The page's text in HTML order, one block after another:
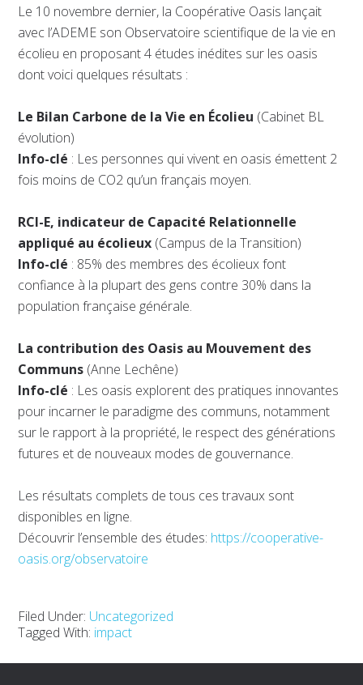
Le 10 novembre dernier, la Coopérative Oasis lançait
avec l’ADEME son Observatoire scientifique de la vie en
écolieu en proposant 4 études inédites sur les oasis
dont voici quelques résultats :
Le Bilan Carbone de la Vie en Écolieu (Cabinet BL
évolution)
Info-clé : Les personnes qui vivent en oasis émettent 2
fois moins de CO2 qu’un français moyen.
RCI-E, indicateur de Capacité Relationnelle
appliqué au écolieux (Campus de la Transition)
Info-clé : 85% des membres des écolieux font
confiance à la plupart des gens contre 30% dans la
population française générale.
La contribution des Oasis au Mouvement des
Communs (Anne Lechêne)
Info-clé : Les oasis explorent des pratiques innovantes
pour incarner le paradigme des communs, notamment
sur le rapport à la propriété, le respect des générations
futures et de nouveaux modes de gouvernance.
Les résultats complets de tous ces travaux sont
disponibles en ligne.
Découvrir l’ensemble des études: https://cooperative-
oasis.org/observatoire
Filed Under: Uncategorized
Tagged With: impact